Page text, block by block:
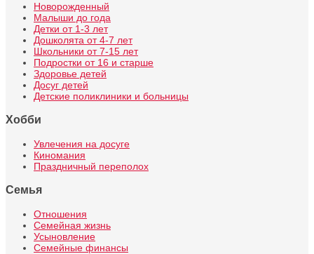
Новорожденный
Малыши до года
Детки от 1-3 лет
Дошколята от 4-7 лет
Школьники от 7-15 лет
Подростки от 16 и старше
Здоровье детей
Досуг детей
Детские поликлиники и больницы
Хобби
Увлечения на досуге
Киномания
Праздничный переполох
Семья
Отношения
Семейная жизнь
Усыновление
Семейные финансы